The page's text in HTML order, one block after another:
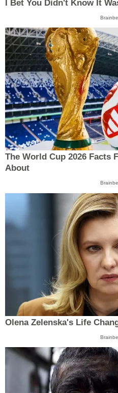
I Bet You Didn't Know It
The World Cup 2026 Facts
About
Olena Zelenska's Life